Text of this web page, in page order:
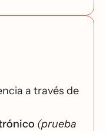
a través de
(prueba